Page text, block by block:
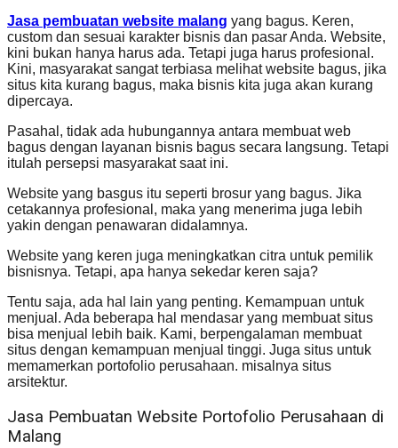
Jasa pembuatan website malang yang bagus. Keren,
custom dan sesuai karakter bisnis dan pasar Anda. Website,
kini bukan hanya harus ada. Tetapi juga harus profesional.
Kini, masyarakat sangat terbiasa melihat website bagus, jika
situs kita kurang bagus, maka bisnis kita juga akan kurang
dipercaya.
Pasahal, tidak ada hubungannya antara membuat web
bagus dengan layanan bisnis bagus secara langsung. Tetapi
itulah persepsi masyarakat saat ini.
Website yang basgus itu seperti brosur yang bagus. Jika
cetakannya profesional, maka yang menerima juga lebih
yakin dengan penawaran didalamnya.
Website yang keren juga meningkatkan citra untuk pemilik
bisnisnya. Tetapi, apa hanya sekedar keren saja?
Tentu saja, ada hal lain yang penting. Kemampuan untuk
menjual. Ada beberapa hal mendasar yang membuat situs
bisa menjual lebih baik. Kami, berpengalaman membuat
situs dengan kemampuan menjual tinggi. Juga situs untuk
memamerkan portofolio perusahaan. misalnya situs
arsitektur.
Jasa Pembuatan Website Portofolio Perusahaan di
Malang